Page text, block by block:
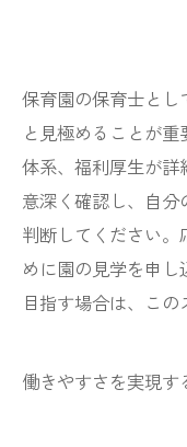
保育園の保育士とし
と見極めることが
体系、福利厚生が
意深く確認し、自
判断してください
めに園の見学を申
目指す場合は、この
働きやすさを実現